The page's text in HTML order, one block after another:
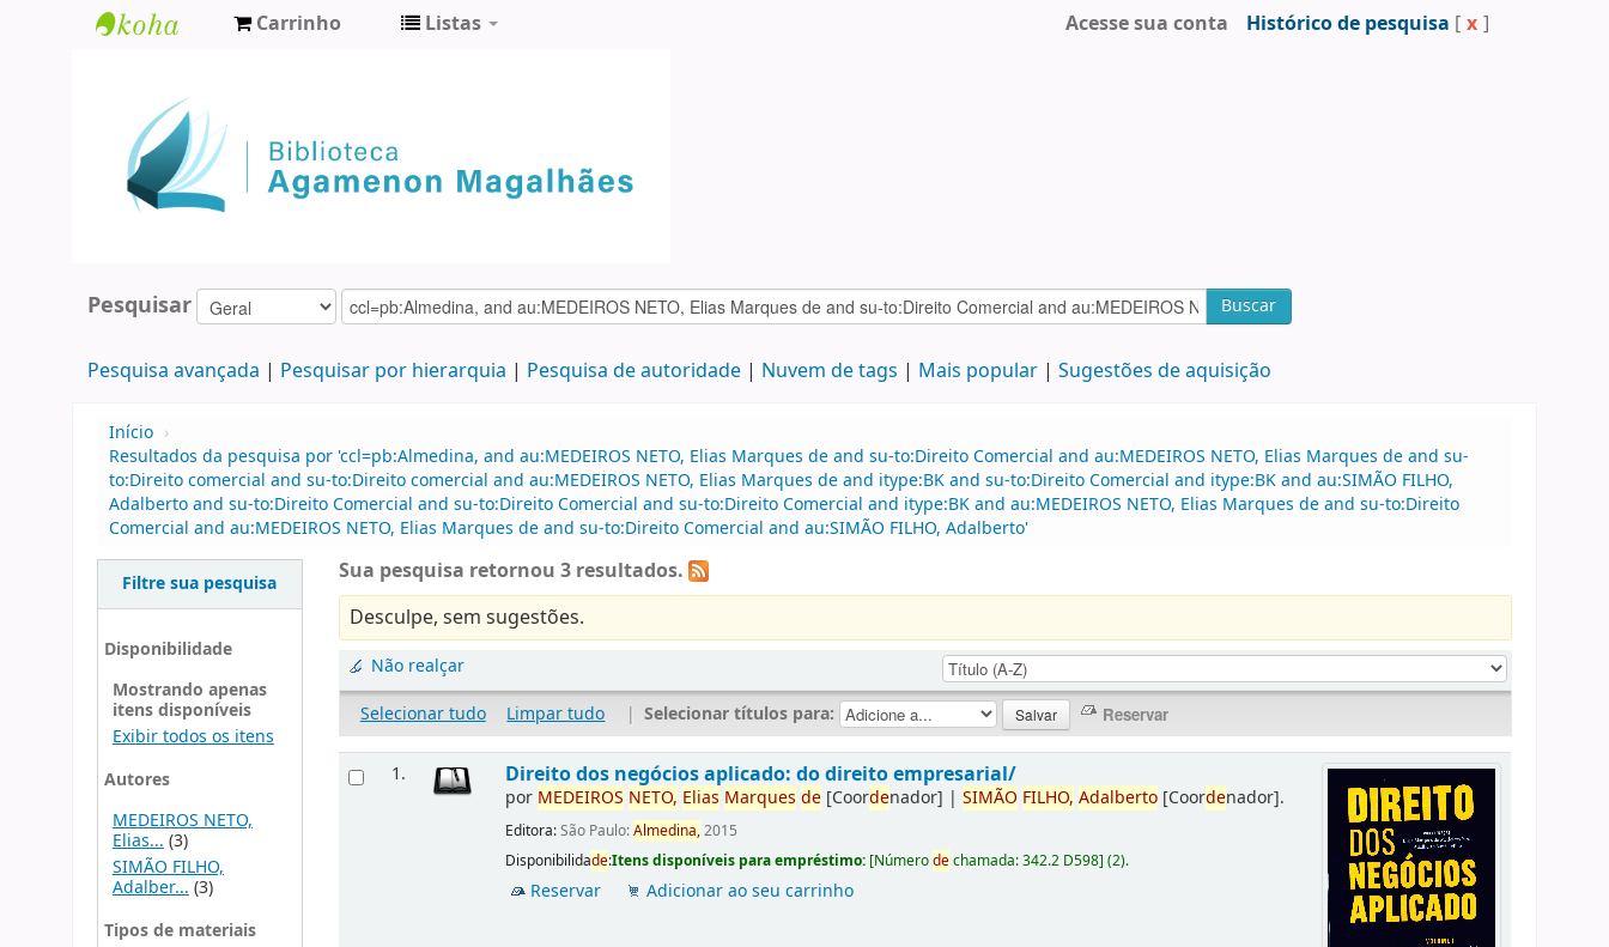
Agamenon
Magalhães
Carrinho Listas Acesse sua conta Histórico de pesquisa [ x ]
Pesquisar Buscar
Pesquisa avançada Pesquisar por hierarquia Pesquisa de autoridade Nuvem de tags Mais popular Sugestões de aquisição
Início ›
Resultados da pesquisa por 'ccl=pb:Almedina, and au:MEDEIROS NETO, Elias Marques de and su-to:Direito Comercial and au:MEDEIROS NETO, Elias Marques de and su-
to:Direito comercial and su-to:Direito comercial and au:MEDEIROS NETO, Elias Marques de and itype:BK and su-to:Direito Comercial and itype:BK and au:SIMÃO FILHO,
Adalberto and su-to:Direito Comercial and su-to:Direito Comercial and su-to:Direito Comercial and itype:BK and au:MEDEIROS NETO, Elias Marques de and su-to:Direito
Comercial and au:MEDEIROS NETO, Elias Marques de and su-to:Direito Comercial and au:SIMÃO FILHO, Adalberto'
Filtre sua pesquisa
Disponibilidade
Mostrando apenas
itens disponíveis
Exibir todos os itens
Autores
MEDEIROS NETO,
Elias...(3)
SIMÃO FILHO,
Adalber... (3)
Tipos de materiais
Sua pesquisa retornou 3 resultados.
Desculpe, sem sugestões.
Não realçar
Selecionar tudo
Limpar tudo | Selecionar títulos para:
1. Direito dos negócios aplicado: do direito empresarial/
por MEDEIROS NETO, Elias Marques de [Coordenador] |SIMÃO FILHO, Adalberto [Coordenador].
Editora:São Paulo:Almedina,2015
Disponibilidade:Itens disponíveis para empréstimo: [Númerodechamada:342.2 D598](2).
Reservar Adicionar ao seu carrinho